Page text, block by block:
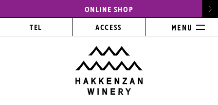
ONLINE SHOP
TEL ACCESS